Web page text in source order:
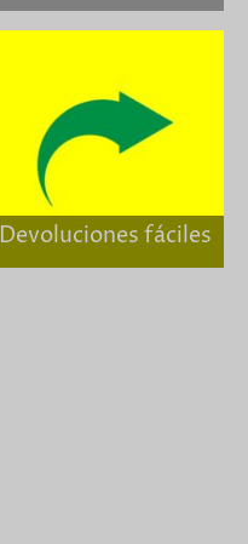
Devoluciones fáciles